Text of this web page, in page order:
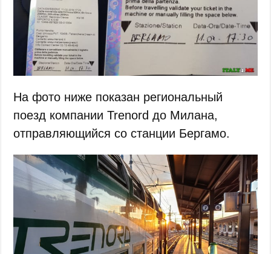
На фото ниже показан региональный
поезд компании Trenord до Милана,
отправляющийся со станции Бергамо.